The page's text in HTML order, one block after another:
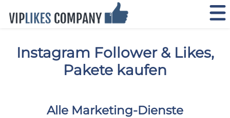
Instagram Follower & Likes,
Pakete kaufen
Alle Marketing-Dienste